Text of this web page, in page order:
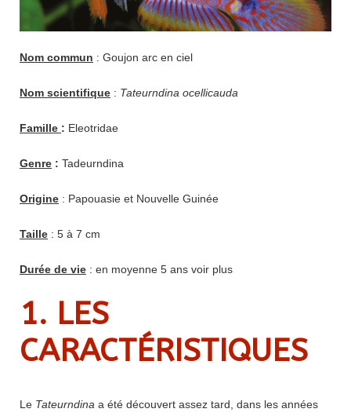
Nom commun : Goujon arc en ciel
Nom scientifique : Tateurndina ocellicauda
Famille : Eleotridae
Genre : Tadeurndina
Origine : Papouasie et Nouvelle Guinée
Taille : 5 à 7 cm
Durée de vie : en moyenne 5 ans voir plus
1. LES
CARACTÉRISTIQUES
Le Tateurndina a été découvert assez tard, dans les années